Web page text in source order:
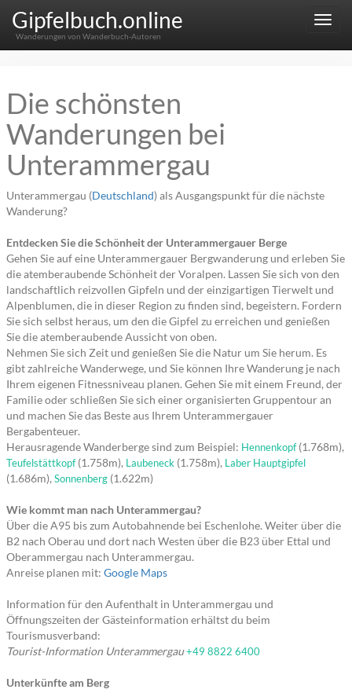
Menu
Gipfelbuch.online
Wanderungen von Wanderbuch-Autoren
Die schönsten
Wanderungen bei
Unterammergau
Unterammergau (Deutschland) als Ausgangspunkt für die nächste
Wanderung?
Entdecken Sie die Schönheit der Unterammergauer Berge
Gehen Sie auf eine Unterammergauer Bergwanderung und erleben Sie
die atemberaubende Schönheit der Voralpen. Lassen Sie sich von den
landschaftlich reizvollen Gipfeln und der einzigartigen Tierwelt und
Alpenblumen, die in dieser Region zu finden sind, begeistern. Fordern
Sie sich selbst heraus, um den die Gipfel zu erreichen und genießen
Sie die atemberaubende Aussicht von oben.
Nehmen Sie sich Zeit und genießen Sie die Natur um Sie herum. Es
gibt zahlreiche Wanderwege, und Sie können Ihre Wanderung je nach
Ihrem eigenen Fitnessniveau planen. Gehen Sie mit einem Freund, der
Familie oder schließen Sie sich einer organisierten Gruppentour an
und machen Sie das Beste aus Ihrem Unterammergauer
Bergabenteuer.
Herausragende Wanderberge sind zum Beispiel: Hennenkopf(1.768m),
Teufelstättkopf(1.758m), Laubeneck (1.758m), Laber Hauptgipfel
(1.686m), Sonnenberg (1.622m)
Wie kommt man nach Unterammergau?
Über die A95 bis zum Autobahnende bei Eschenlohe. Weiter über die
B2 nach Oberau und dort nach Westen über die B23 über Ettal und
Oberammergau nach Unterammergau.
Anreise planen mit: Google Maps
Information für den Aufenthalt in Unterammergau und
Öffnungszeiten der Gästeinformation erhältst du beim
Tourismusverband:
Tourist-Information Unterammergau+49 8822 6400
Unterkünfte am Berg